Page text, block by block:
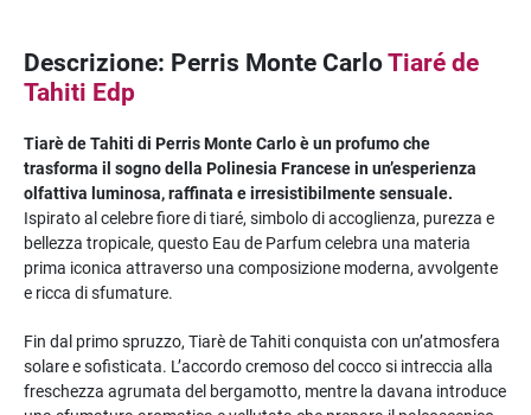
Descrizione: Perris Monte CarloTiaré de
Tahiti Edp
Tiarè de Tahiti di Perris Monte Carlo è un profumo che
trasforma il sogno della Polinesia Francese in un’esperienza
olfattiva luminosa, raffinata e irresistibilmente sensuale.
Ispirato al celebre fiore di tiaré, simbolo di accoglienza, purezza e
bellezza tropicale, questo Eau de Parfum celebra una materia
prima iconica attraverso una composizione moderna, avvolgente
e ricca di sfumature.
Fin dal primo spruzzo, Tiarè de Tahiti conquista con un’atmosfera
solare e sofisticata. L’accordo cremoso del cocco si intreccia alla
freschezza agrumata del bergamotto, mentre la davana introduce